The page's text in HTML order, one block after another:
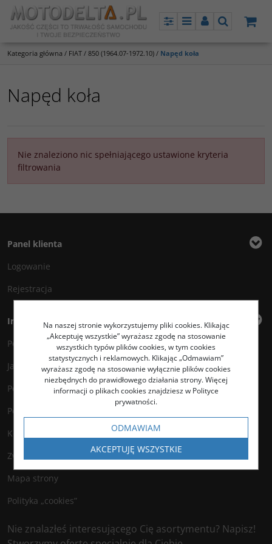
PanelMenuPanelSzukaj
Kategoria główna / FIAT / 850 (1964.07-1972.10) / Napęd koła
Napęd koła
Nie znaleziono nic spełniającego ustawione kryteria
filtrowania
Panel klienta
Logowanie
Rejestracja
Informacje
Polityka prywatności
Jak kupować?
Polityka legalności
Polityka antyspamowa
Kontakt
Zwroty
Mapa strony
Polityka „cookies”
Nie znalazłeś interesującego Cię asortymentu? Napisz!
Na naszej stronie wykorzystujemy pliki cookies. Klikając
„Akceptuję wszystkie” wyrażasz zgodę na stosowanie
wszystkich typów plików cookies, w tym cookies
statystycznych i reklamowych. Klikając „Odmawiam”
wyrażasz zgodę na stosowanie wyłącznie plików cookies
niezbędnych do prawidłowego działania strony. Więcej
informacji o plikach cookies znajdziesz w Polityce
prywatności.
ODMAWIAM
AKCEPTUJĘ WSZYSTKIE